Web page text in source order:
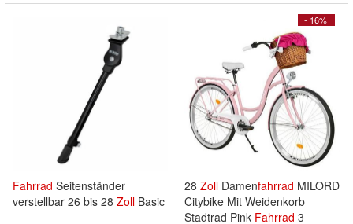
Fahrrad Seitenständer
verstellbar 26 bis 28 Zoll Basic
- 16%
28 Zoll Damenfahrrad MILORD
Citybike Mit Weidenkorb
Stadtrad Pink Fahrrad 3